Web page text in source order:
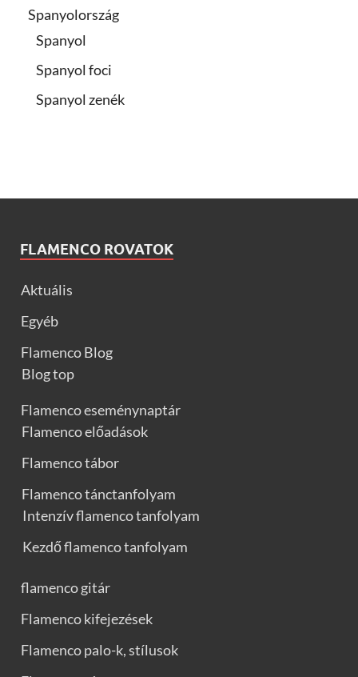
Spanyolország
Spanyol
Spanyol foci
Spanyol zenék
FLAMENCO ROVATOK
Aktuális
Egyéb
Flamenco Blog
Blog top
Flamenco eseménynaptár
Flamenco előadások
Flamenco tábor
Flamenco tánctanfolyam
Intenzív flamenco tanfolyam
Kezdő flamenco tanfolyam
flamenco gitár
Flamenco kifejezések
Flamenco palo-k, stílusok